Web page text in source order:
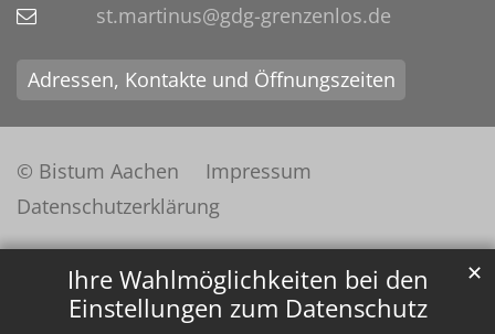
Ihre Wahlmöglichkeiten bei den
Einstellungen zum Datenschutz
✕
st.martinus@gdg-grenzenlos.de
Adressen, Kontakte und Öffnungszeiten
© Bistum Aachen
Impressum
Datenschutzerklärung